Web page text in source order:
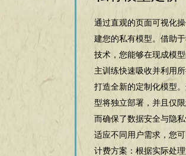
通过直观的页面可视化
建您的私有模型。借助
技术，您能够在现成模
主训练快速吸收并利用
打造全新的定制化模型
型将独立部署，并且仅
而确保了数据安全与隐
适应不同用户需求，您
计费方案：根据实际处